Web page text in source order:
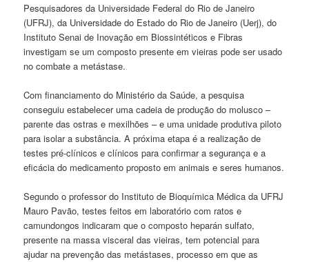
Pesquisadores da Universidade Federal do Rio de Janeiro
(UFRJ), da Universidade do Estado do Rio de Janeiro (Uerj), do
Instituto Senai de Inovação em Biossintéticos e Fibras
investigam se um composto presente em vieiras pode ser usado
no combate a metástase.
Com financiamento do Ministério da Saúde, a pesquisa
conseguiu estabelecer uma cadeia de produção do molusco –
parente das ostras e mexilhões – e uma unidade produtiva piloto
para isolar a substância. A próxima etapa é a realização de
testes pré-clínicos e clínicos para confirmar a segurança e a
eficácia do medicamento proposto em animais e seres humanos.
Segundo o professor do Instituto de Bioquímica Médica da UFRJ
Mauro Pavão, testes feitos em laboratório com ratos e
camundongos indicaram que o composto heparán sulfato,
presente na massa visceral das vieiras, tem potencial para
ajudar na prevenção das metástases, processo em que as